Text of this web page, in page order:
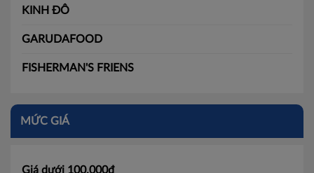
KINH ĐÔ
GARUDAFOOD
FISHERMAN'S FRIENS
MỨC GIÁ
Giá dưới 100.000đ